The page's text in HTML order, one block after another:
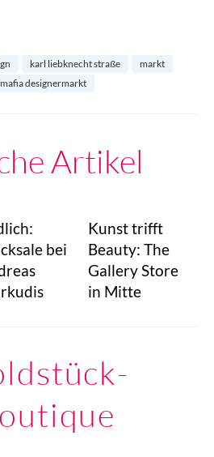
karl liebknecht straße
markt
designermarkt
Artikel
bei
Kunst trifft
Beauty: The
Gallery Store
in Mitte